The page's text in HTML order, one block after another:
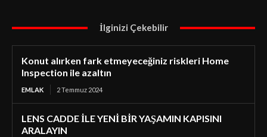
İlginizi Çekebilir
Konut alırken fark etmeyeceğiniz riskleri Home
Inspection ile azaltın
EMLAK 2 Temmuz 2024
LENS CADDE İLE YENİ BİR YAŞAMIN KAPISINI
ARALAYIN